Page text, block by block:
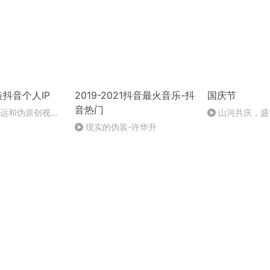
音个人IP
和伪原创视频
2019-2021抖音最火音乐-抖
音热门
现实的伪装-许华升
国庆节
山河共庆，